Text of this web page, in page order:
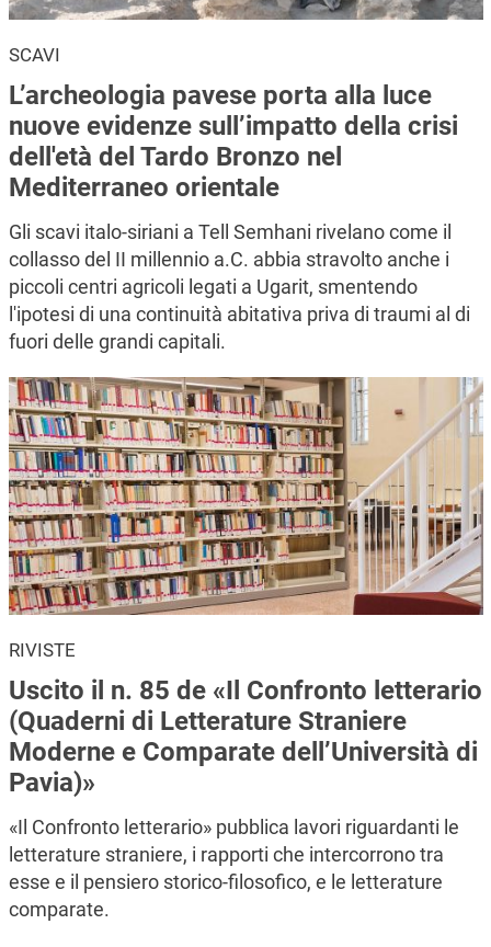
SCAVI
L’archeologia pavese porta alla luce
nuove evidenze sull’impatto della crisi
dell'età del Tardo Bronzo nel
Mediterraneo orientale
Gli scavi italo-siriani a Tell Semhani rivelano come il
collasso del II millennio a.C. abbia stravolto anche i
piccoli centri agricoli legati a Ugarit, smentendo
l'ipotesi di una continuità abitativa priva di traumi al di
fuori delle grandi capitali.
RIVISTE
Uscito il n. 85 de «Il Confronto letterario
(Quaderni di Letterature Straniere
Moderne e Comparate dell’Università di
Pavia)»
«Il Confronto letterario» pubblica lavori riguardanti le
letterature straniere, i rapporti che intercorrono tra
esse e il pensiero storico-filosofico, e le letterature
comparate.